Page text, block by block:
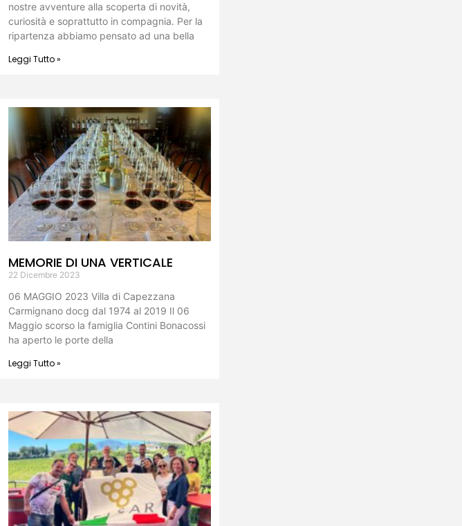
nostre avventure alla scoperta di novità,
curiosità e soprattutto in compagnia. Per la
ripartenza abbiamo pensato ad una bella
Leggi Tutto »
MEMORIE DI UNA VERTICALE
22 Dicembre 2023
06 MAGGIO 2023 Villa di Capezzana
Carmignano docg dal 1974 al 2019 Il 06
Maggio scorso la famiglia Contini Bonacossi
ha aperto le porte della
Leggi Tutto »